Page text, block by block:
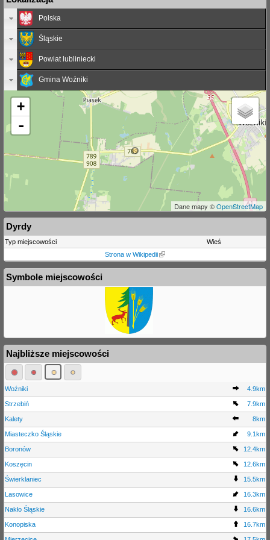
Polska
Śląskie
Powiat lubliniecki
Gmina Woźniki
+
-
Dane mapy ©OpenStreetMap
Dyrdy
Typ miejscowości
Wieś
Strona w Wikipedii
Symbole miejscowości
Najbliższe miejscowości
Woźniki 4.9km
Strzebiń 7.9km
Kalety 8km
Miasteczko Śląskie 9.1km
Boronów 12.4km
Koszęcin 12.6km
Świerklaniec 15.5km
Lasowice 16.3km
Nakło Śląskie 16.6km
Konopiska 16.7km